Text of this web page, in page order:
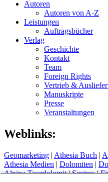
Autoren
Autoren von A-Z
Leistungen
Auftragsbücher
Verlag
Geschichte
Kontakt
Team
Foreign Rights
Vertrieb &
Manuskripte
Presse
Veranstaltungen
Weblinks:
Geomarketing | Athesia Buch |
Athesia Medien | Dolomiten |
Alpina Tourdolomit|Sentres|